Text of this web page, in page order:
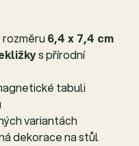
6,4 x 7,4 cm
s přírodní
tabuli
variantách
dekorace na stůl